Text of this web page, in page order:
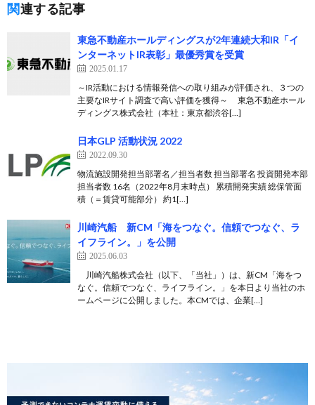
関連する記事
東急不動産ホールディングスが2年連続大和IR「イ
ンターネットIR表彰」最優秀賞を受賞
2025.01.17
～IR活動における情報発信への取り組みが評価され、３つの
主要なIRサイト調査で高い評価を獲得～ 東急不動産ホール
ディングス株式会社（本社：東京都渋谷[…]
日本GLP 活動状況 2022
2022.09.30
物流施設開発担当部署名／担当者数 担当部署名 投資開発本部
担当者数 16名（2022年8月末時点） 累積開発実績 総保管面
積（＝賃貸可能部分） 約1[…]
川崎汽船 新CM「海をつなぐ。信頼でつなぐ、ラ
イフライン。」を公開
2025.06.03
川崎汽船株式会社（以下、「当社」）は、新CM「海をつ
なぐ。信頼でつなぐ、ライフライン。」を本日より当社のホ
ームページに公開しました。本CMでは、企業[…]